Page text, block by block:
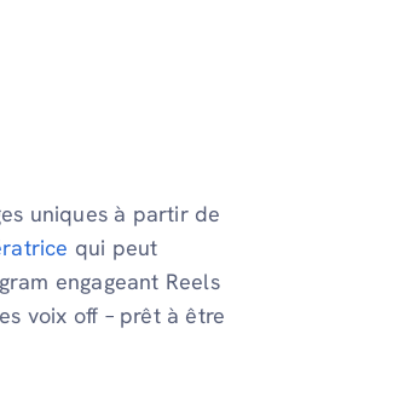
uniques à partir de
qui peut
engageant Reels
voix off – prêt à être